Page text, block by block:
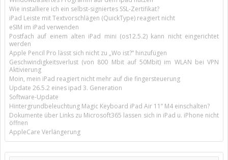
Wie installiere ich ein selbst-signiertes SSL-Zertifikat?
iPad Leiste mit Textvorschlägen (QuickType) reagiert nicht
eSIM im iPad verwenden
Postfach auf einem alten iPad mini (os12.5.2) kann nicht eingerichtet
werden
Apple Pencil Pro lässt sich nicht zu „Wo ist?“ hinzufügen
Geschwindigkeitsverlust (von 800 Mbit auf 50Mbit) im WLAN bei VPN
Aktivierung
Moin, mein iPad reagiert nicht mehr auf die fingersteuerung
Update 26.5.2 eines ipad 3. Generation
Software-Update
Hintergrundbeleuchtung Magic Keyboard iPad Air 11’’ M4 einschalten?
Dokumente über Links zu Microsoft365 lassen sich in iPad u. iPhone nicht
öffnen
AppleCare Verlängerung